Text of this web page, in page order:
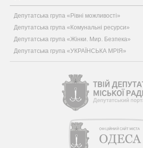
Депутатська група «Рівні можливості»
Депутатська група «Комунальні ресурси»
Депутатська група «Жінки. Мир. Безпека»
Депутатська група «УКРАЇНСЬКА МРІЯ»